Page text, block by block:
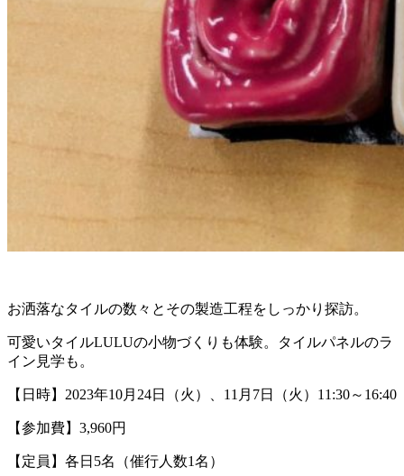
お洒落なタイルの数々とその製造工程をしっかり探訪。
可愛いタイルLULUの小物づくりも体験。タイルパネルのラ
イン見学も。
【日時】2023年10月24日（火）、11月7日（火）11:30～16:40
【参加費】3,960円
【定員】各日5名（催行人数1名）